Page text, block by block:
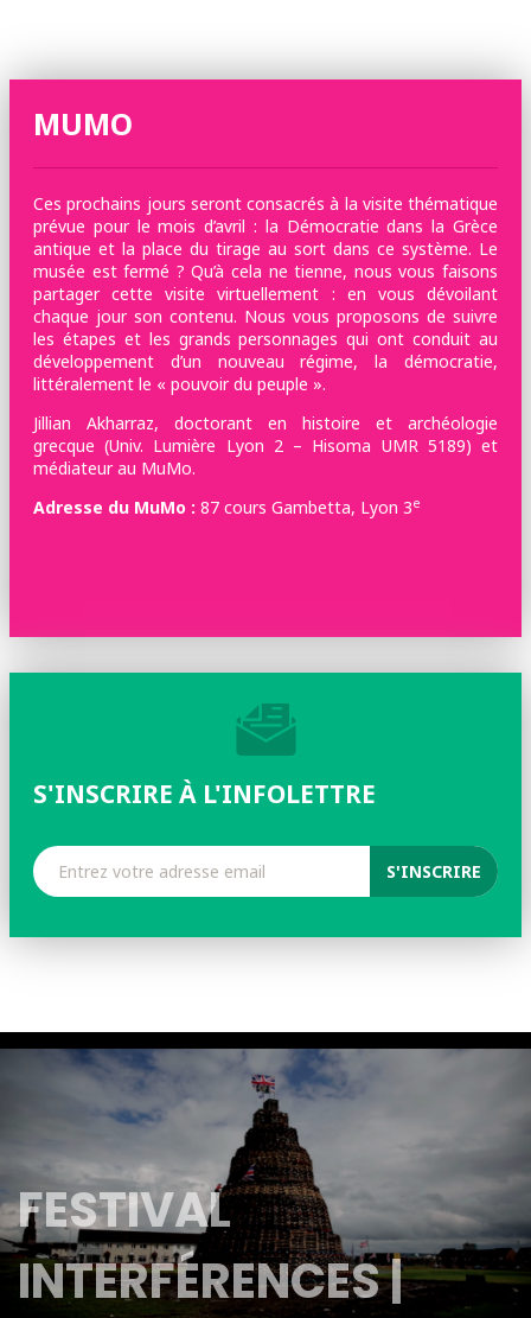
MUMO
Ces prochains jours seront consacrés à la visite thématique
prévue pour le mois d’avril : la Démocratie dans la Grèce
antique et la place du tirage au sort dans ce système. Le
musée est fermé ? Qu’à cela ne tienne, nous vous faisons
partager cette visite virtuellement : en vous dévoilant
chaque jour son contenu. Nous vous proposons de suivre
les étapes et les grands personnages qui ont conduit au
développement d’un nouveau régime, la démocratie,
littéralement le « pouvoir du peuple ».
Jillian Akharraz, doctorant en histoire et archéologie
grecque (Univ. Lumière Lyon 2 – Hisoma UMR 5189) et
médiateur au MuMo.
Adresse du MuMo : 87 cours Gambetta, Lyon 3e
S'INSCRIRE À L'INFOLETTRE
FESTIVAL
INTERFÉRENCES |